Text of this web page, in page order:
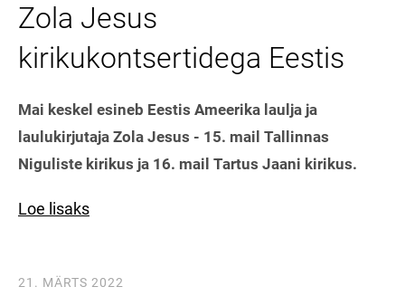
Zola Jesus
kirikukontsertidega Eestis
Mai keskel esineb Eestis Ameerika laulja ja
laulukirjutaja Zola Jesus - 15. mail Tallinnas
Niguliste kirikus ja 16. mail Tartus Jaani kirikus.
Loe lisaks
21. MÄRTS 2022